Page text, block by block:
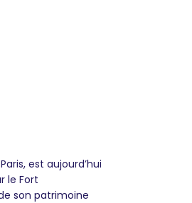
est aujourd’hui
le Fort
son patrimoine